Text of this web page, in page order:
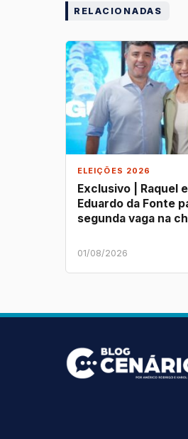
RELACIONADAS
ELEIÇÕES 2026
Exclusivo | Raquel
Eduardo da Fonte
segunda vaga na
01/08/2026